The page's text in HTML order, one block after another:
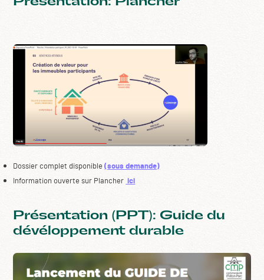
Dossier complet disponible (sous demande)
Information ouverte sur Plancher
ici
Présentation (PPT): Guide du
dévéloppement durable